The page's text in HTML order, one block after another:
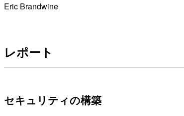
Eric Brandwine
レポート
セキュリティの構築